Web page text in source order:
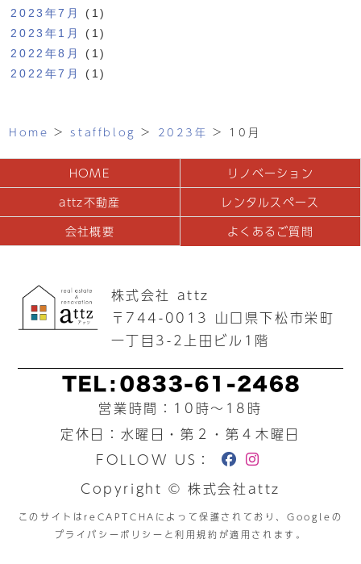
2023年7月
(1)
2023年1月
(1)
2022年8月
(1)
2022年7月
(1)
Home >staffblog > 2023年 > 10月
HOME
リノベーション
attz不動産
レンタルスペース
会社概要
よくあるご質問
株式会社 attz
〒744-0013 山口県下松市栄町
一丁目3-2上田ビル1階
営業時間：10時〜18時
定休日：水曜日・第２・第４木曜日
FOLLOW US：
Copyright ©︎ 株式会社attz
このサイトはreCAPTCHAによって保護されており、Googleの
プライバシーポリシー と利用規約 が適用されます。